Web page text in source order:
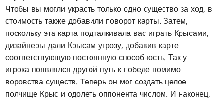
Чтобы вы могли украсть только одно существо за ход, в
стоимость также добавили поворот карты. Затем,
поскольку эта карта подталкивала вас играть Крысами,
дизайнеры дали Крысам угрозу, добавив карте
соответствующую постоянную способность. Так у
игрока появлялся другой путь к победе помимо
воровства существ. Теперь он мог создать целое
полчище Крыс и одолеть оппонента числом. И наконец,